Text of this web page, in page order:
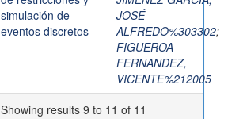
simulación de
eventos discretos
JOSÉ
ALFREDO%303302;
FIGUEROA
FERNANDEZ,
VICENTE%212005
Showing results 9 to 11 of 11